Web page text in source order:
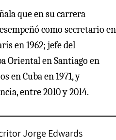
que en su carrera
como secretario en
en 1962; jefe del
Oriental en Santiago en
en Cuba en 1971, y
entre 2010 y 2014.
Jorge Edwards